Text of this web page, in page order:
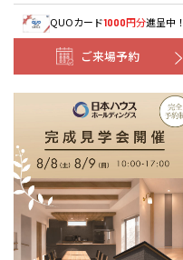
QUOカード1000円分進呈中！
ご来場予約